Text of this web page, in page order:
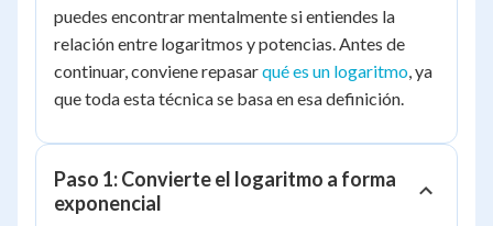
puedes encontrar mentalmente si entiendes la
relación entre logaritmos y potencias. Antes de
continuar, conviene repasarqué es un logaritmo, ya
que toda esta técnica se basa en esa definición.
Paso 1: Convierte el logaritmo a forma
exponencial